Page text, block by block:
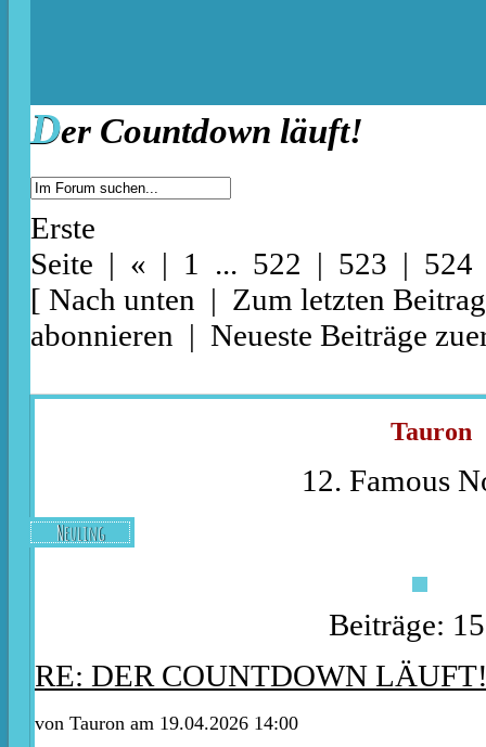
Der Countdown läuft!
Erste
Seite | « | 1 ... 522 | 523 |
[ Nach unten | Zum letzten Beitrag
abonnieren | Neueste Beiträge
Tauron
12. Famous
Neuling
Beiträge:
RE: DER COUNTDOWN
von Tauron am 19.04.2026 14:00